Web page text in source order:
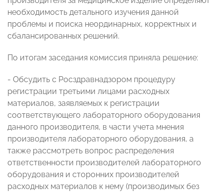
необходимость детального изучения данной
проблемы и поиска неординарных, корректных и
сбалансированных решений.
По итогам заседания комиссия приняла решение:
- Обсудить с Росздравнадзором процедуру
регистрации третьими лицами расходных
материалов, заявляемых к регистрации
соответствующего лабораторного оборудования
данного производителя, в части учета мнения
производителя лабораторного оборудования, а
также рассмотреть вопрос распределения
ответственности производителей лабораторного
оборудования и сторонних производителей
расходных материалов к нему (производимых без